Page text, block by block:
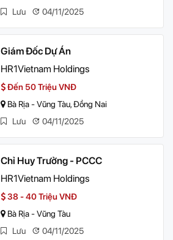
Lưu
04/11/2025
Giám Đốc Dự Án
HR1Vietnam Holdings
Đến 50 Triệu VNĐ
Bà Rịa - Vũng Tàu, Đồng Nai
Lưu
04/11/2025
Chỉ Huy Trưởng - PCCC
HR1Vietnam Holdings
38 - 40 Triệu VNĐ
Bà Rịa - Vũng Tàu
Lưu
04/11/2025